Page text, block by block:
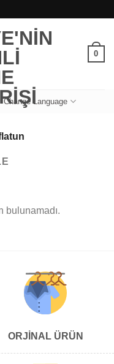
0
Change Language
bulunamadı.
ORJİNAL ÜRÜN